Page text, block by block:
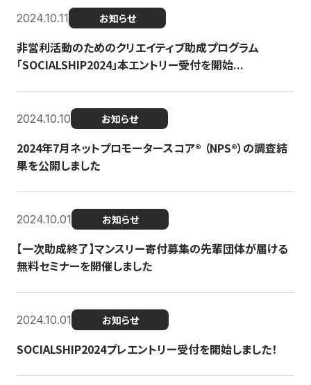
2024.10.11 お知らせ
非営利活動のためのクリエイティブ助成プログラム
「SOCIALSHIP2024」本エントリー受付を開始...
2024.10.10 お知らせ
2024年7月ネットプロモータースコア®︎ （NPS®︎）の調査結
果を公開しました
2024.10.01 お知らせ
【一次助成終了】マンスリー寄付募集の先輩団体が届ける
無料セミナーを開催しました
2024.10.01 お知らせ
SOCIALSHIP2024プレエントリー受付を開始しました！